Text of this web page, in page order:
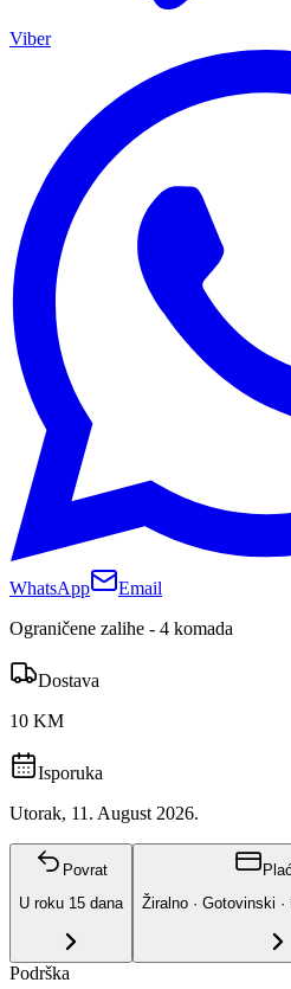
Viber
WhatsApp
Email
Ograničene zalihe - 4 komada
Dostava
10 KM
Isporuka
Utorak, 11. August 2026.
Povrat
U roku 15 dana
Žiralno · Gotovinski
Podrška